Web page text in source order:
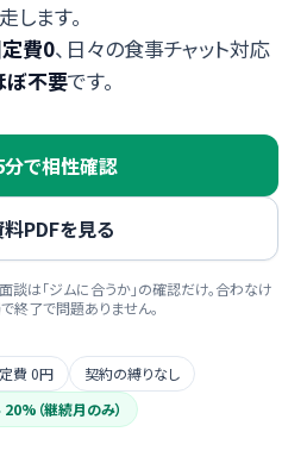
走します。
費0、日々の食事チャット対応
ぼ不要です。
分で相性確認
PDFを見る
談は「ジムに合うか」の確認だけ。合わなけ
終了で問題ありません。
費 0円
契約の縛りなし
（継続月のみ）